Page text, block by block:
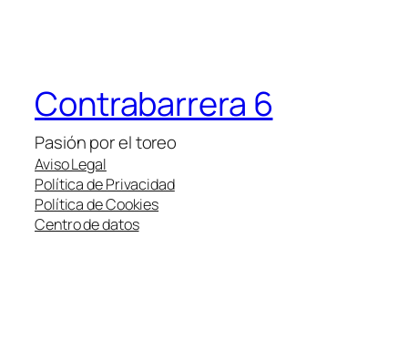
Contrabarrera 6
Pasión por el toreo
Aviso Legal
Política de Privacidad
Política de Cookies
Centro de datos